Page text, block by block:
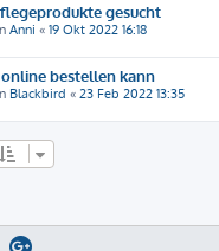
gesucht
Anni « 19 Okt 2022 16:18
bestellen kann
Blackbird « 23 Feb 2022 13:35